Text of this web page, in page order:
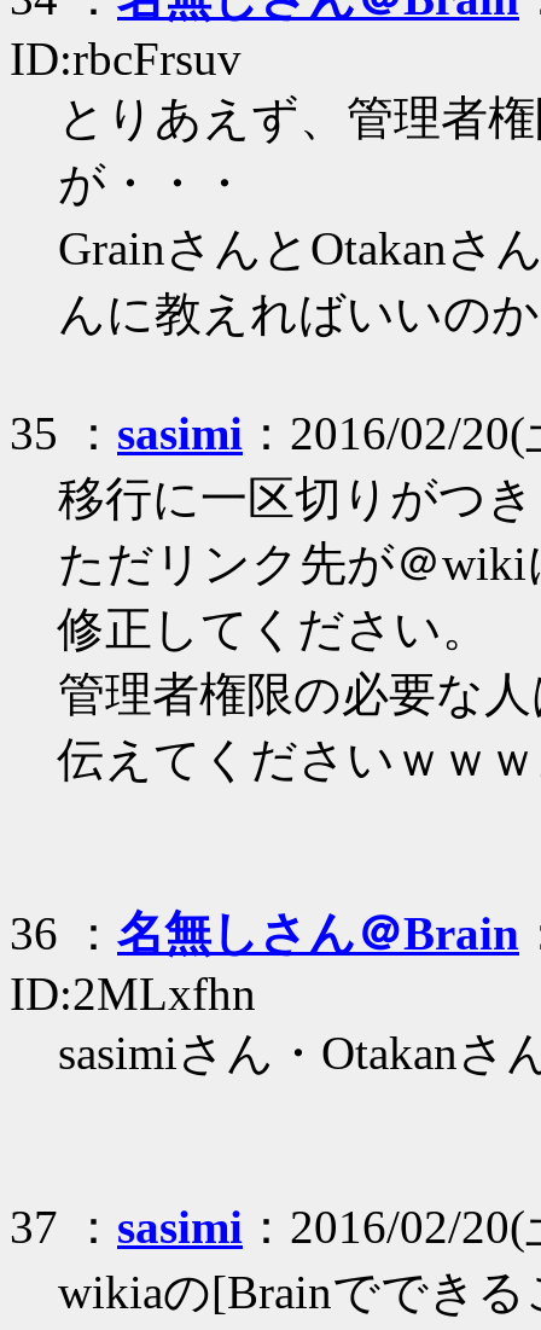
ID:rbcFrsuv
とりあえず、管理者
が・・・
GrainさんとOtakanさ
んに教えればいいの
35 ： sasimi ：2016/02/
移行に一区切りがつ
ただリンク先が＠
修正してください。
管理者権限の必要な
伝えてくださいｗｗ
36 ： 名無しさん＠Brain
ID:2MLxfhn
sasimiさん・Otakanさ
37 ： sasimi ：2016/02/
wikiaの[Brainでできる